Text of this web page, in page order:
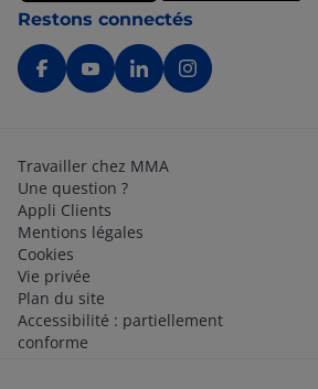
Restons connectés
Travailler chez MMA
Une question ?
Appli Clients
Mentions légales
Cookies
Vie privée
Plan du site
Accessibilité : partiellement
conforme